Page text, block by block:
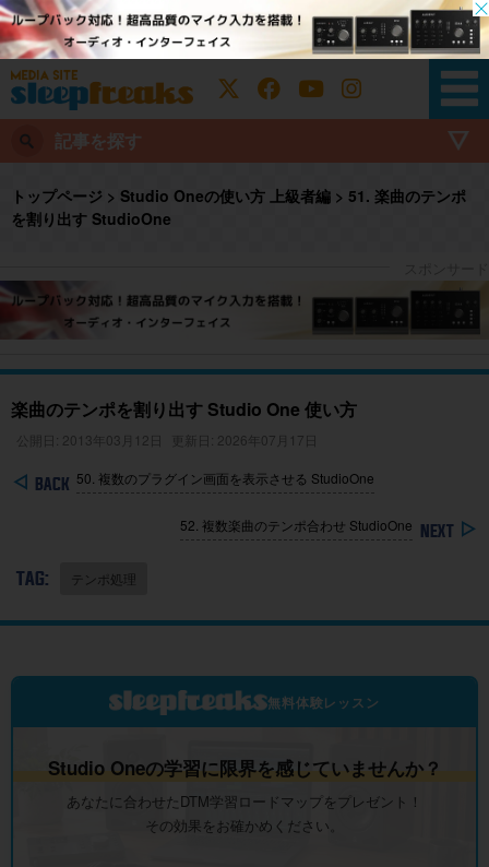
記事を探す
トップページ > Studio Oneの使い方 上級者編 > 51. 楽曲のテンポ
を割り出す StudioOne
楽曲のテンポを割り出す Studio One 使い方
公開日: 2013年03月12日 更新日: 2026年07月17日
50. 複数のプラグイン画面を表示させる StudioOne
52. 複数楽曲のテンポ合わせ StudioOne
TAG: テンポ処理
無料体験レッスン
Studio Oneの学習に限界を感じていませんか？
あなたに合わせたDTM学習ロードマップをプレゼント！
その効果をお確かめください。